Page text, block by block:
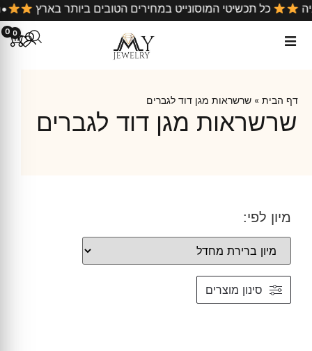
קניה כל תכשיטי המוסונייט במחירים הטובים ביותר בארץ
0 0
דף הבית » שרשראות מגן דוד לגברים
שרשראות מגן דוד לגברים
מיון לפי:
סינון מוצרים